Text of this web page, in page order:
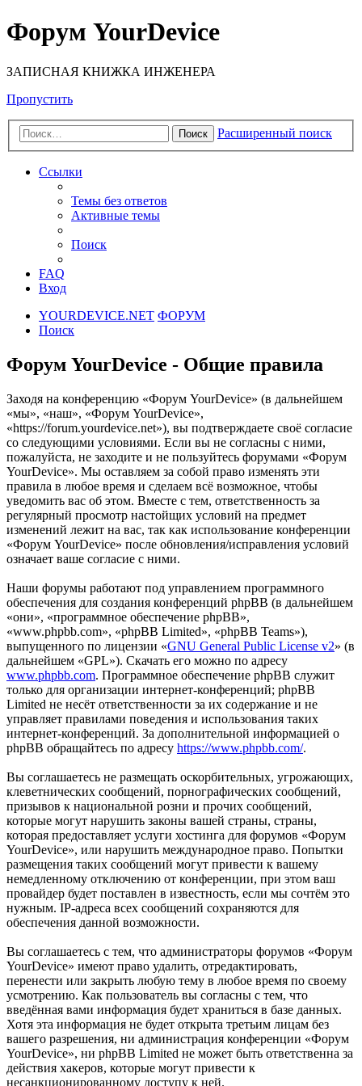
Форум YourDevice
ЗАПИСНАЯ КНИЖКА ИНЖЕНЕРА
Пропустить
Поиск Расширенный поиск
Ссылки
Темы без ответов
Активные темы
Поиск
FAQ
Вход
YOURDEVICE.NET ФОРУМ
Поиск
Форум YourDevice - Общие правила
Заходя на конференцию «Форум YourDevice» (в дальнейшем
«мы», «наш», «Форум YourDevice»,
«https://forum.yourdevice.net»), вы подтверждаете своё согласие
со следующими условиями. Если вы не согласны с ними,
пожалуйста, не заходите и не пользуйтесь форумами «Форум
YourDevice». Мы оставляем за собой право изменять эти
правила в любое время и сделаем всё возможное, чтобы
уведомить вас об этом. Вместе с тем, ответственность за
регулярный просмотр настойщих условий на предмет
изменений лежит на вас, так как использование конференции
«Форум YourDevice» после обновления/исправления условий
означает ваше согласие с ними.
Наши форумы работают под управлением программного
обеспечения для создания конференций phpBB (в дальнейшем
«они», «программное обеспечение phpBB»,
«www.phpbb.com», «phpBB Limited», «phpBB Teams»),
выпущенного по лицензии «GNU General Public License v2» (в
дальнейшем «GPL»). Скачать его можно по адресу
www.phpbb.com. Программное обеспечение phpBB служит
только для организации интернет-конференций; phpBB
Limited не несёт ответственности за их содержание и не
управляет правилами поведения и использования таких
интернет-конференций. За дополнительной информацией о
phpBB обращайтесь по адресу https://www.phpbb.com/.
Вы соглашаетесь не размещать оскорбительных, угрожающих,
клеветнических сообщений, порнографических сообщений,
призывов к национальной розни и прочих сообщений,
которые могут нарушить законы вашей страны, страны,
которая предоставляет услуги хостинга для форумов «Форум
YourDevice», или нарушить международное право. Попытки
размещения таких сообщений могут привести к вашему
немедленному отключению от конференции, при этом ваш
провайдер будет поставлен в известность, если мы сочтём это
нужным. IP-адреса всех сообщений сохраняются для
обеспечения данной возможности.
Вы соглашаетесь с тем, что администраторы форумов «Форум
YourDevice» имеют право удалить, отредактировать,
перенести или закрыть любую тему в любое время по своему
усмотрению. Как пользователь вы согласны с тем, что
введённая вами информация будет храниться в базе данных.
Хотя эта информация не будет открыта третьим лицам без
вашего разрешения, ни администрация конференции «Форум
YourDevice», ни phpBB Limited не может быть ответственна за
действия хакеров, которые могут привести к
несанкционированному доступу к ней.